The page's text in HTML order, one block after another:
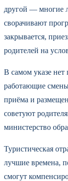
другой — многие
сворачивают
закрывается,
родителей на
В самом указе нет
работающие
приёма и
советуют
министерство
Туристическая
лучшие времена,
смогут